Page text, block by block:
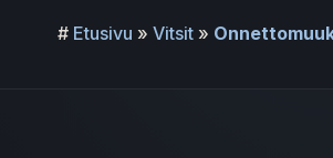
# Etusivu » Vitsit »